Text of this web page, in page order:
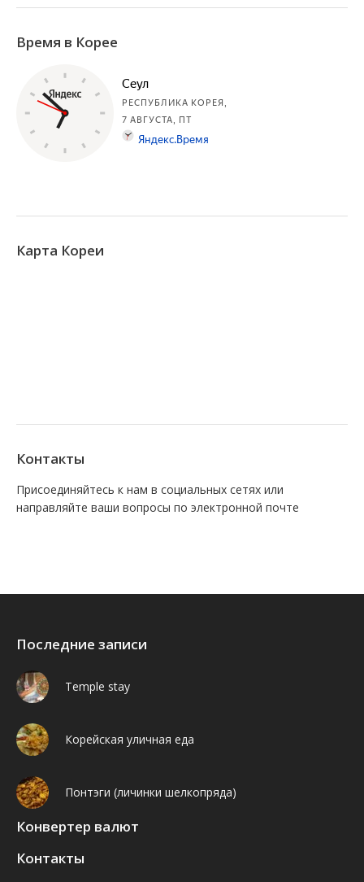
Время в Корее
Карта Кореи
Контакты
Присоединяйтесь к нам в социальных сетях или
направляйте ваши вопросы по электронной почте
Последние записи
Temple stay
Корейская уличная еда
Понтэги (личинки шелкопряда)
Конвертер валют
Контакты